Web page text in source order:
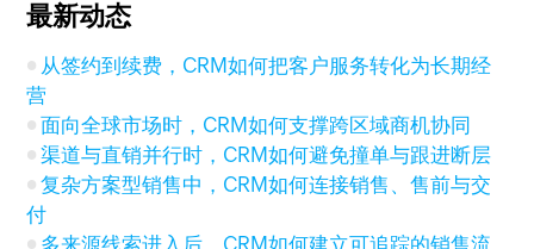
最新动态
从签约到续费，CRM如何把客户服务转化为长期经
营
面向全球市场时，CRM如何支撑跨区域商机协同
渠道与直销并行时，CRM如何避免撞单与跟进断层
复杂方案型销售中，CRM如何连接销售、售前与交
付
多来源线索进入后，CRM如何建立可追踪的销售流